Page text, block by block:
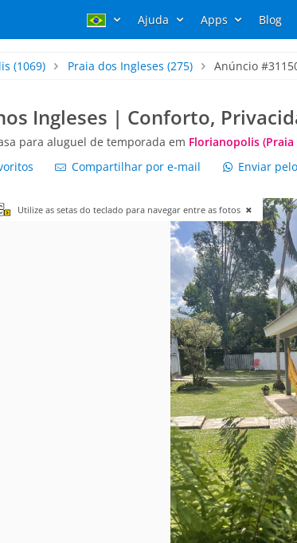
Ajuda Apps Blog
(1069) Praia dos Ingleses (275) Anúncio
Ingleses | Conforto,
para aluguel de temporada em Florianopolis (Praia
Compartilhar por e-mail Enviar
Utilize as setas do teclado para navegar entre as fotos